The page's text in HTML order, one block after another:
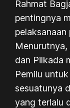
Rahmat
pentingnya
pelaksanaan
dan Pilkada
Pemilu
sesuatunya
yang terlalu